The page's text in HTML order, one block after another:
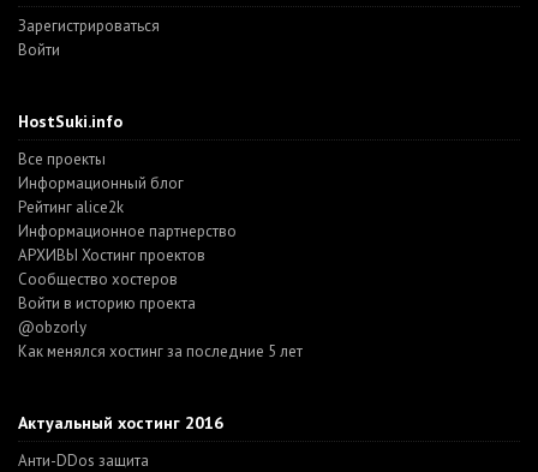
Зарегистрироваться
Войти
HostSuki.info
Все проекты
Информационный блог
Рейтинг alice2k
Информационное партнерство
АРХИВЫ Хостинг проектов
Cообщество хостеров
Войти в историю проекта
@obzorly
Как менялся хостинг за последние 5 лет
Актуальный хостинг 2016
Анти-DDos защита